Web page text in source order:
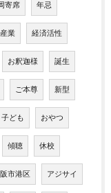
寄席 年忌
業 経済活性
お釈迦様 誕生
ご本尊 新型
子ども おやつ
傾聴 休校
市港区 アジサイ